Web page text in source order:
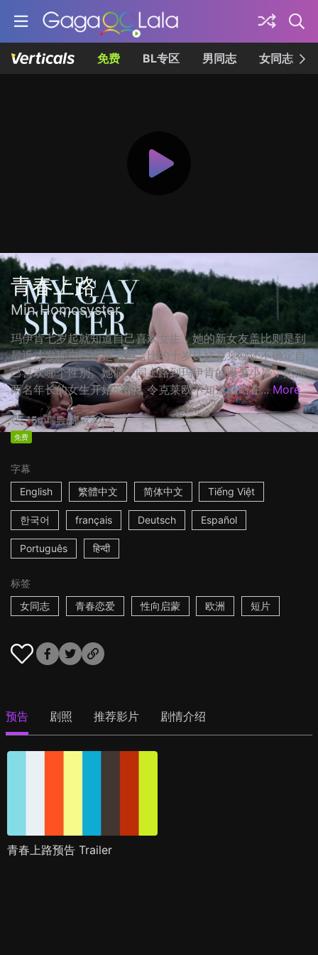
免费 BL专区 男同志 女同志
青春上路
Min Homosyster
玛伊肯七岁起就知道自己喜欢女生，她的新女友盖比则是到
最近才发现自己也是，但盖比的十岁妹妹克莱欧还不确定自
己喜欢哪个性别。她们一同上路到玛伊肯的避暑小屋，然而
两名年长的女生开始冷战，令克莱欧不知道该站在... More
15m瑞典/挪威2017
免费
字幕
English
繁體中文 简体中文 Tiếng Việt
한국어 français Deutsch Español
Português हिन्दी
标签
女同志
青春恋爱 性向启蒙 欧洲 短片
预告 剧照 推荐影片 剧情介绍
青春上路预告 Trailer